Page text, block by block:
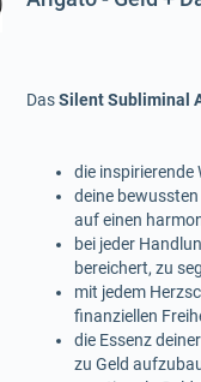
DasSilent Subliminal
die
deine
auf einen
bei jeder
bereichert, zu
mit jedem
finanziellen
die Essenz
zu Geld